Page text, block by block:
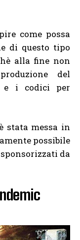
come possa
di questo tipo
alla fine non
del
e i codici per
stata messa in
possibile
da